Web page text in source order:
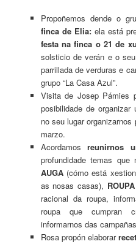
Propoñemos dende o
finca de Elia:ela está
festa na finca o 21 de
solsticio de verán e o
parrillada de verduras e
grupo “La Casa Azul”.
Visita de Josep Pámies
posibilidade de organizar
no seu lugar
marzo.
Acordamosreunirnos
profundidade temas
AUGA (cómo está
as nosas casas), ROUPA
racional da roupa,
roupa que cumpran
informarnos das
Rosa propón elaborar